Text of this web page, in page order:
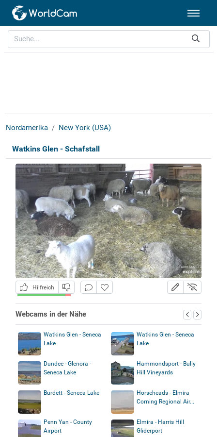
Nordamerika New York (USA)
Watkins Glen - Schafstall
Hilfreich
Webcams in der Nähe
Watkins Glen - Seneca
Lake
Watkins Glen - Seneca
Lake
Dundee - Glenora -
Seneca Lake
Hammondsport - Bully
Hill Vineyards
Burdett - Seneca Lake
Horseheads - Elmira
Corning Regional Air...
Penn Yan - County
Airport
Elmira - Harris Hill
Gliderport